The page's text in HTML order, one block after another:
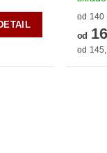
od
od